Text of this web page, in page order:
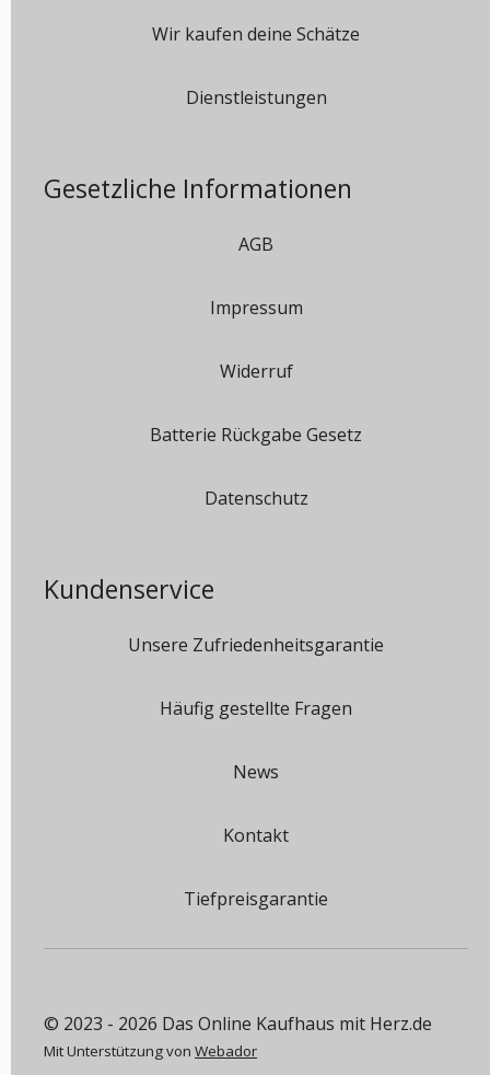
Wir kaufen deine Schätze
Dienstleistungen
Gesetzliche Informationen
AGB
Impressum
Widerruf
Batterie Rückgabe Gesetz
Datenschutz
Kundenservice
Unsere Zufriedenheitsgarantie
Häufig gestellte Fragen
News
Kontakt
Tiefpreisgarantie
© 2023 - 2026 Das Online Kaufhaus mit Herz.de
Mit Unterstützung von Webador